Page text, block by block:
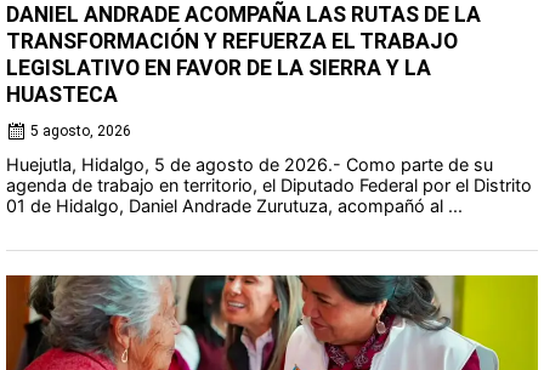
DANIEL ANDRADE ACOMPAÑA LAS RUTAS DE LA
TRANSFORMACIÓN Y REFUERZA EL TRABAJO
LEGISLATIVO EN FAVOR DE LA SIERRA Y LA
HUASTECA
5 agosto, 2026
Huejutla, Hidalgo, 5 de agosto de 2026.- Como parte de su
agenda de trabajo en territorio, el Diputado Federal por el Distrito
01 de Hidalgo, Daniel Andrade Zurutuza, acompañó al ...